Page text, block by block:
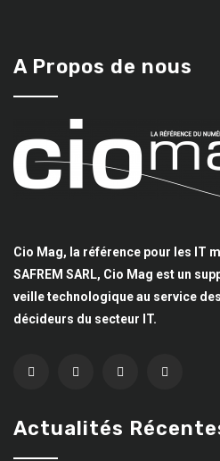
A Propos de nous
Cio Mag, la référence pour les IT
SAFREM SARL, Cio Mag est un
veille technologique au service
décideurs du secteur IT.
Actualités